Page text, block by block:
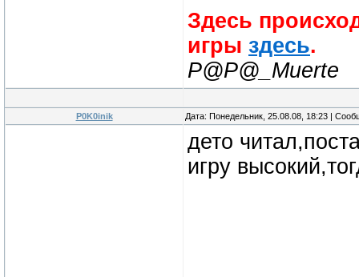
Здесь
игры здесь.
P@P@_Muerte
P0K0inik Дата: Понедельник, 25.08.08, 18:23 |
дето
игру